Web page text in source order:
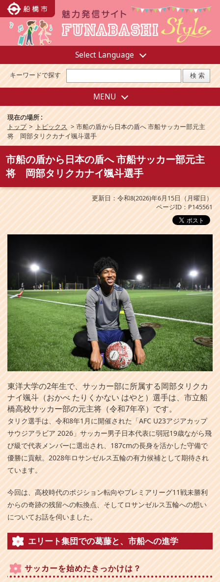
Select Language
キーワードで探す
MENU
現在の場所 :
トップ > トピックス > 市船の盾から日本の盾へ 市船サッカー部元主
将 岡部タリクカナイ颯斗選手
市船の盾から日本の盾へ 市船サッカー部元主
将 岡部タリクカナイ颯斗選手
更新日：令和8(2026)年6月15日（月曜日）
ページID：P145561
東洋大学の2年生で、サッカー部に所属する岡部タリクカ
ナイ颯斗（おかべ たりくかない はやと）選手は、市立船
橋高校サッカー部の元主将（令和7年卒）です。
タリク選手は、令和8年1月に開催された「AFC U23アジアカップ
サウジアラビア 2026」サッカー男子日本代表に弱冠19歳ながら飛
び級で代表メンバーに選出され、187cmの長身を活かした守備で
優勝に貢献。2028年ロサンゼルス五輪の有力候補として期待され
ています。
今回は、高校時代のポジション転向やプレミアリーグ11戦未勝利
からの奇跡の残留への転換点、そしてロサンゼルス五輪への想い
についてお話を伺いました。
エリート集団での葛藤と、市船への進学
サッカーを始めたきっかけは？